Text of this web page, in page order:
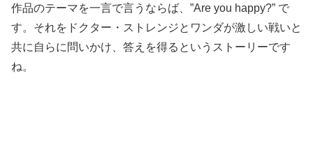
作品のテーマを一言で言うならば、”Are you happy?” で
す。それをドクター・ストレンジとワンダが激しい戦いと
共に自らに問いかけ、答えを得るというストーリーです
ね。